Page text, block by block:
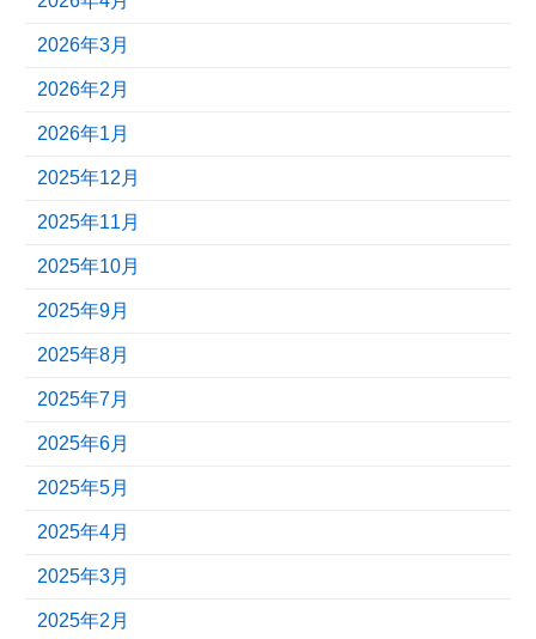
2026年3月
2026年2月
2026年1月
2025年12月
2025年11月
2025年10月
2025年9月
2025年8月
2025年7月
2025年6月
2025年5月
2025年4月
2025年3月
2025年2月